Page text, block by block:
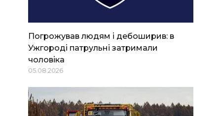
Погрожував людям і дебоширив: в
Ужгороді патрульні затримали
чоловіка
05.08.2026